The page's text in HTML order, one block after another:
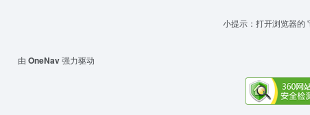
小提示：打开浏览器的
由 OneNav强力驱动